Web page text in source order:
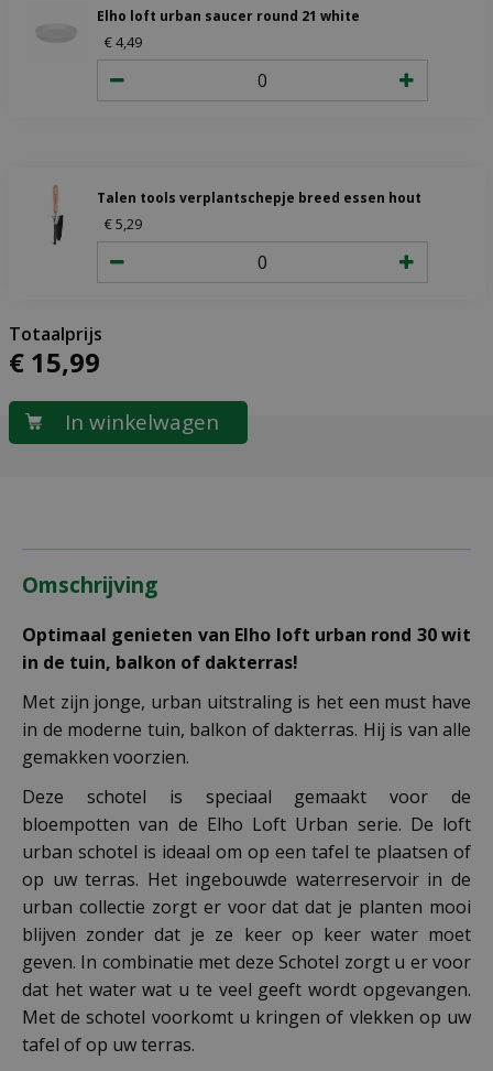
Elho loft urban saucer round 21 white
€4,49
Talen tools verplantschepje breed essen hout
€5 29
€ 15,99
Omschrijving
Optimaal genieten van Elho loft urban rond 30 wit
in de tuin, balkon of dakterras!
Met zijn jonge, urban uitstraling is het een must have
in de moderne tuin, balkon of dakterras. Hij is van alle
gemakken voorzien.
Deze schotel is speciaal gemaakt voor de
bloempotten van de Elho Loft Urban serie. De loft
urban schotel is ideaal om op een tafel te plaatsen of
op uw terras. Het ingebouwde waterreservoir in de
urban collectie zorgt er voor dat dat je planten mooi
blijven zonder dat je ze keer op keer water moet
geven. In combinatie met deze Schotel zorgt u er voor
dat het water wat u te veel geeft wordt opgevangen.
Met de schotel voorkomt u kringen of vlekken op uw
tafel of op uw terras.